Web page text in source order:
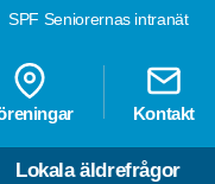
SPF Seniorernas intranät
Kontakt
Lokala äldrefrågor